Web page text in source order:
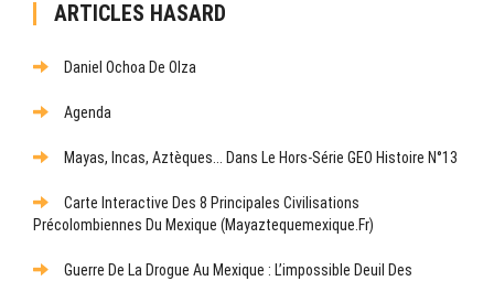
ARTICLES HASARD
Daniel Ochoa De Olza
Agenda
Mayas, Incas, Aztèques... Dans Le Hors-Série GEO Histoire N°13
Carte Interactive Des 8 Principales Civilisations
Précolombiennes Du Mexique (mayaztequemexique.fr)
Guerre De La Drogue Au Mexique : L’impossible Deuil Des